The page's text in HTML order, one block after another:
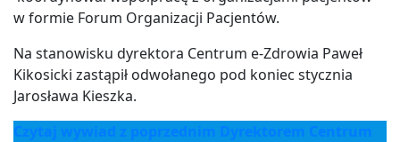
w formie Forum Organizacji Pacjentów.
Na stanowisku dyrektora Centrum e-Zdrowia Paweł
Kikosicki zastąpił odwołanego pod koniec stycznia
Jarosława Kieszka.
Czytaj wywiad z poprzednim Dyrektorem Centrum